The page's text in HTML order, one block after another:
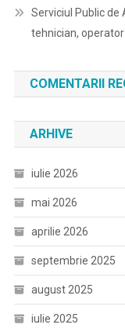
Serviciul Public de
tehnician,
COMENTARII
ARHIVE
iulie 2026
mai 2026
aprilie 2026
septembrie 2025
august 2025
iulie 2025